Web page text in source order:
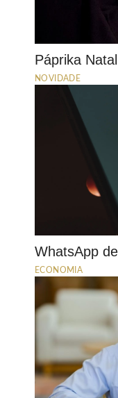
Páprika
NOVIDADE
WhatsApp
ECONOMIA